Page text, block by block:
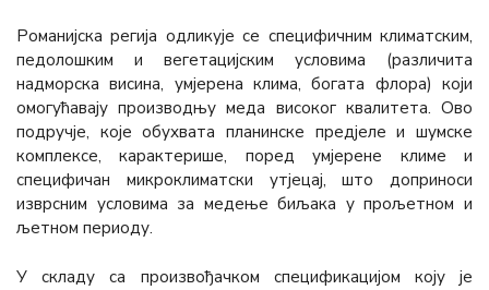
Романијска регија одликује се специфичним климатским,
педолошким и вегетацијским условима (различита
надморска висина, умјерена клима, богата флора) који
омогућавају производњу меда високог квалитета. Ово
подручје, које обухвата планинске предјеле и шумске
комплексе, карактерише, поред умјерене климе и
специфичан микроклиматски утјецај, што доприноси
изврсним условима за медење биљака у прољетном и
љетном периоду.
У складу са произвођачком спецификацијом коју је